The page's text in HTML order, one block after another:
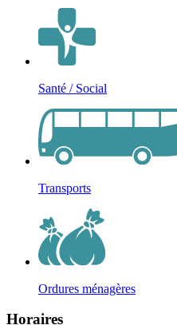
Santé / Social
Transports
Ordures ménagères
Horaires